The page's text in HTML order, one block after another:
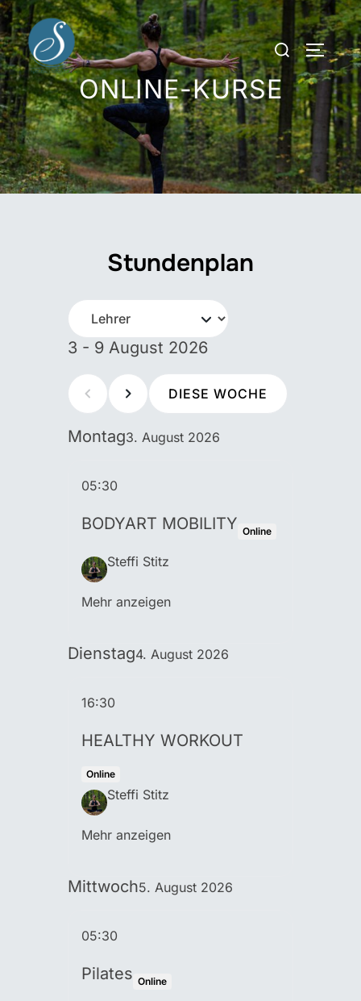
Zum
Inhalt
springen
Suchen
nach:
ONLINE-KURSE
Stundenplan
3 - 9 August 2026
DIESE WOCHE
Montag3. August 2026
05:30
BODYART MOBILITY Online
Steffi Stitz
Mehr anzeigen
Dienstag4. August 2026
16:30
HEALTHY WORKOUT
Online
Steffi Stitz
Mehr anzeigen
Mittwoch5. August 2026
05:30
Pilates Online